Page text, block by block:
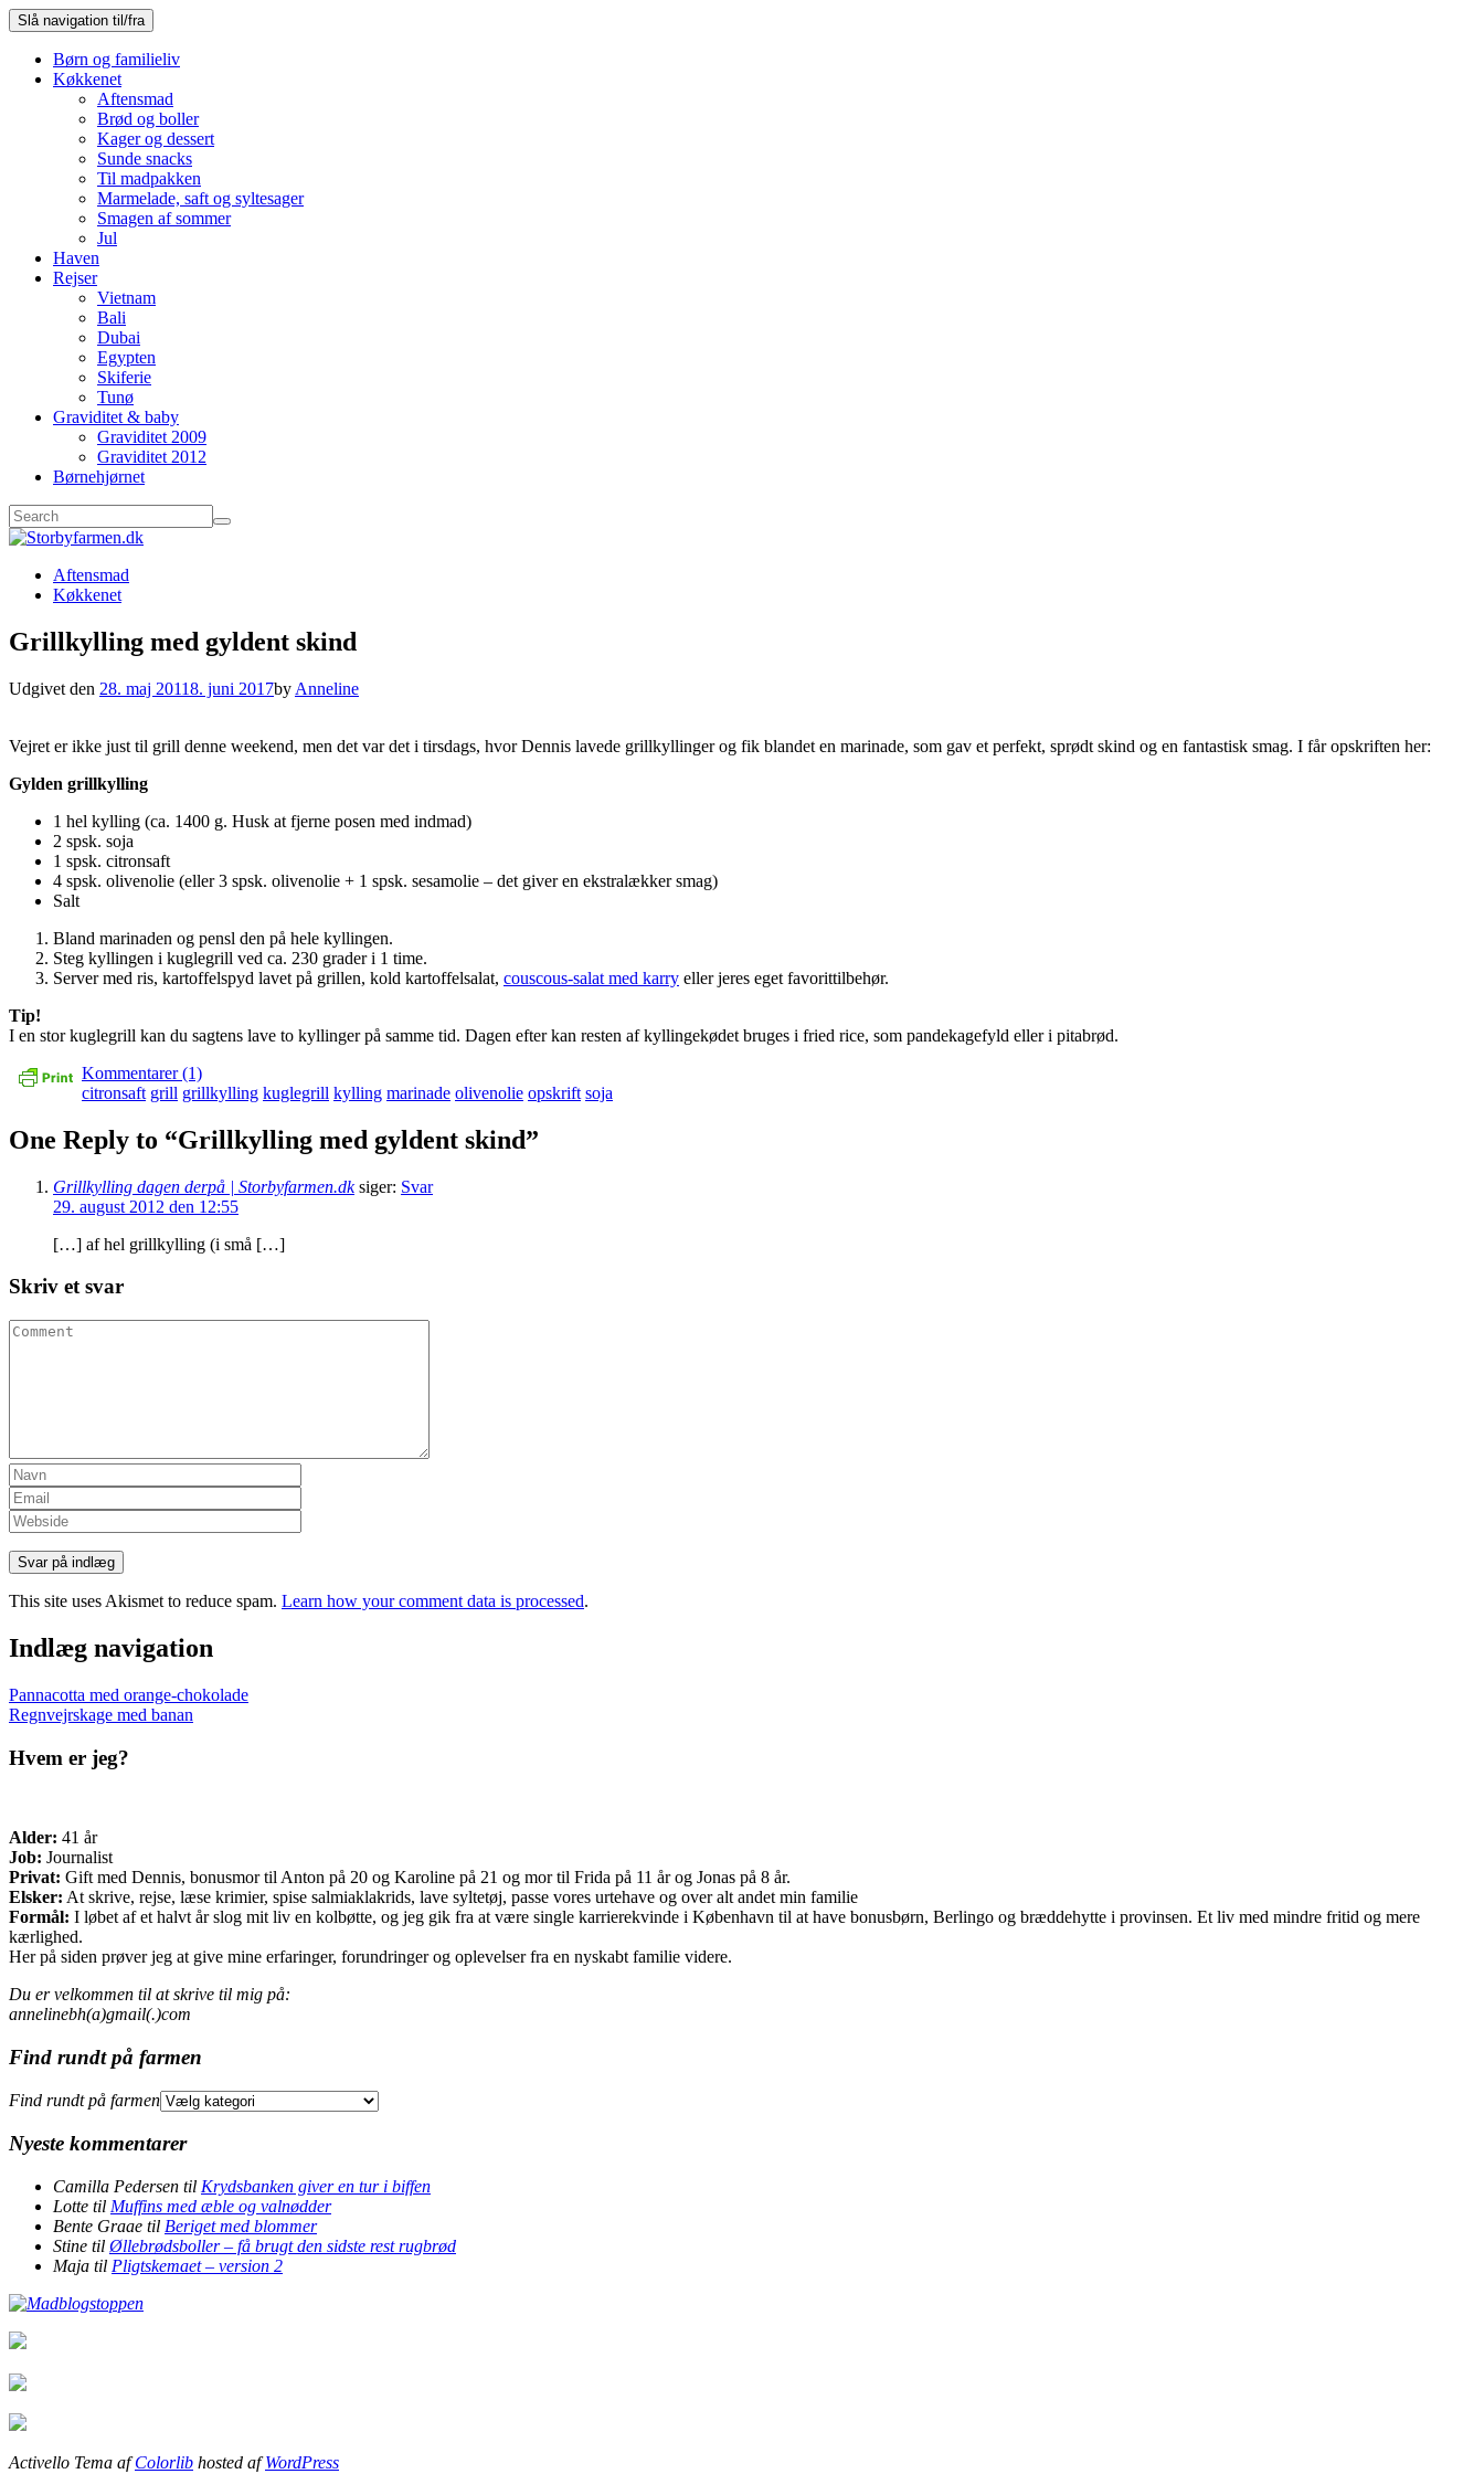
Slå navigation til/fra
Børn og familieliv
Køkkenet
Aftensmad
Brød og boller
Kager og dessert
Sunde snacks
Til madpakken
Marmelade, saft og syltesager
Smagen af sommer
Jul
Haven
Rejser
Vietnam
Bali
Dubai
Egypten
Skiferie
Tunø
Graviditet & baby
Graviditet 2009
Graviditet 2012
Børnehjørnet
Aftensmad
Køkkenet
Grillkylling med gyldent skind
Udgivet den 28. maj 20118. juni 2017by Anneline
Vejret er ikke just til grill denne weekend, men det var det i tirsdags, hvor Dennis lavede grillkyllinger og fik blandet en marinade, som gav et perfekt, sprødt skind og en fantastisk smag. I får opskriften her:
Gylden grillkylling
1 hel kylling (ca. 1400 g. Husk at fjerne posen med indmad)
2 spsk. soja
1 spsk. citronsaft
4 spsk. olivenolie (eller 3 spsk. olivenolie + 1 spsk. sesamolie – det giver en ekstralækker smag)
Salt
Bland marinaden og pensl den på hele kyllingen.
Steg kyllingen i kuglegrill ved ca. 230 grader i 1 time.
Server med ris, kartoffelspyd lavet på grillen, kold kartoffelsalat, couscous-salat med karry eller jeres eget favorittilbehør.
Tip!
I en stor kuglegrill kan du sagtens lave to kyllinger på samme tid. Dagen efter kan resten af kyllingekødet bruges i fried rice, som pandekagefyld eller i pitabrød.
Kommentarer (1)
citronsaft grill grillkylling kuglegrill kylling marinade olivenolie opskrift soja
One Reply to “Grillkylling med gyldent skind”
Grillkylling dagen derpå | Storbyfarmen.dk siger: Svar
29. august 2012 den 12:55
[…] af hel grillkylling (i små […]
Skriv et svar
This site uses Akismet to reduce spam. Learn how your comment data is processed.
Indlæg navigation
Pannacotta med orange-chokolade
Regnvejrskage med banan
Hvem er jeg?
Alder: 41 år
Job: Journalist
Privat: Gift med Dennis, bonusmor til Anton på 20 og Karoline på 21 og mor til Frida på 11 år og Jonas på 8 år.
Elsker: At skrive, rejse, læse krimier, spise salmiaklakrids, lave syltetøj, passe vores urtehave og over alt andet min familie
Formål: I løbet af et halvt år slog mit liv en kolbøtte, og jeg gik fra at være single karrierekvinde i København til at have bonusbørn, Berlingo og bræddehytte i provinsen. Et liv med mindre fritid og mere
kærlighed.
Her på siden prøver jeg at give mine erfaringer, forundringer og oplevelser fra en nyskabt familie videre.
Du er velkommen til at skrive til mig på:
annelinebh(a)gmail(.)com
Find rundt på farmen
Find rundt på farmen
Nyeste kommentarer
Camilla Pedersen til Krydsbanken giver en tur i biffen
Lotte til Muffins med æble og valnødder
Bente Graae til Beriget med blommer
Stine til Øllebrødsboller – få brugt den sidste rest rugbrød
Maja til Pligtskemaet – version 2
Activello Tema afColorlib hosted afWordPress